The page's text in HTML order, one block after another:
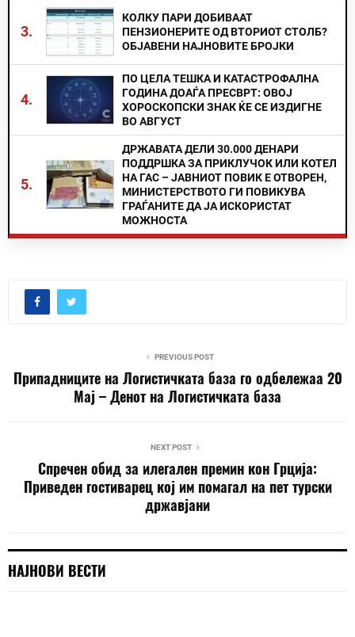
3.
КОЛКУ ПАРИ ДОБИВААТ
ПЕНЗИОНЕРИТЕ ОД ВТОРИОТ СТОЛБ?
ОБЈАВЕНИ НАЈНОВИТЕ БРОЈКИ
4.
ПО ЦЕЛА ТЕШКА И КАТАСТРОФАЛНА
ГОДИНА ДОАЃА ПРЕСВРТ: ОВОЈ
ХОРОСКОПСКИ ЗНАК ЌЕ СЕ ИЗДИГНЕ
ВО АВГУСТ
5.
ДРЖАВАТА ДЕЛИ 30.000 ДЕНАРИ
ПОДДРШКА ЗА ПРИКЛУЧОК ИЛИ КОТЕЛ
НА ГАС – ЈАВНИОТ ПОВИК Е ОТВОРЕН,
МИНИСТЕРСТВОТО ГИ ПОВИКУВА
ГРАЃАНИТЕ ДА ЈА ИСКОРИСТАТ
МОЖНОСТА
PREVIOUS POST
Припадниците на Логистичката база го одбележаа 20
Мај – Денот на Логистичката база
NEXT POST
Спречен обид за илегален премин кон Грција:
Приведен гостиварец кој им помагал на пет турски
државјани
НАЈНОВИ ВЕСТИ